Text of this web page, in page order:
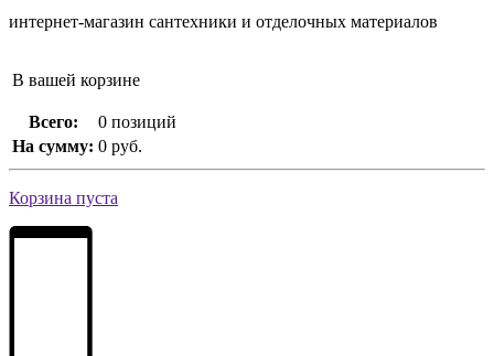
интернет-магазин сантехники и отделочных материалов
В вашей корзине
Всего:
0 позиций
На сумму: 0 руб.
Корзина пуста